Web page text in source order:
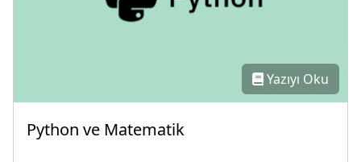
Yazıyı Oku
Python ve Matematik